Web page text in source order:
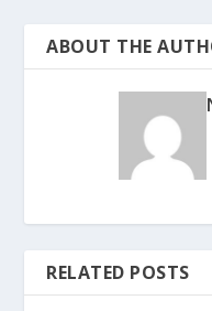
ABOUT THE
RELATED POSTS